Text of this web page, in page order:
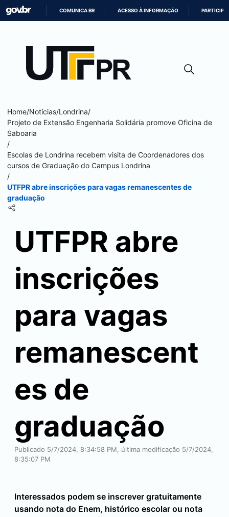
CONTEÚDO
COMUNICA BR ACESSO À INFORMAÇÃO PARTICIPE
Home/Notícias/Londrina/
Projeto de Extensão Engenharia Solidária promove Oficina de
Saboaria
/
Escolas de Londrina recebem visita de Coordenadores dos
cursos de Graduação do Campus Londrina
/
UTFPR abre inscrições para vagas remanescentes de
graduação
UTFPR abre
inscrições
para vagas
remanescent
es de
graduação
Publicado 5/7/2024, 8:34:58 PM, última modificação 5/7/2024,
8:35:07 PM
Interessados podem se inscrever gratuitamente
usando nota do Enem, histórico escolar ou nota